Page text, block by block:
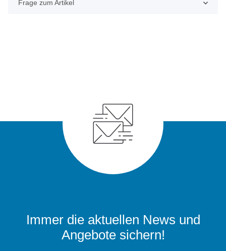
Frage zum Artikel
Immer die aktuellen News und
Angebote sichern!